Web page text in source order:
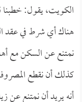
الكويت، يقول: خطبنا
هناك أي شرط في عقد
نمتنع عن السكن مع
كذلك أن نقطع
أنه يريد أن نمتنع عن